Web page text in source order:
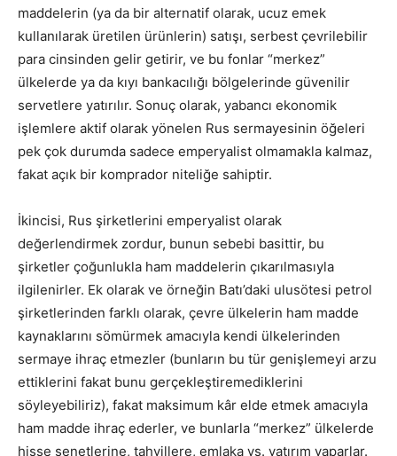
maddelerin (ya da bir alternatif olarak, ucuz emek
kullanılarak üretilen ürünlerin) satışı, serbest çevrilebilir
para cinsinden gelir getirir, ve bu fonlar “merkez”
ülkelerde ya da kıyı bankacılığı bölgelerinde güvenilir
servetlere yatırılır. Sonuç olarak, yabancı ekonomik
işlemlere aktif olarak yönelen Rus sermayesinin öğeleri
pek çok durumda sadece emperyalist olmamakla kalmaz,
fakat açık bir komprador niteliğe sahiptir.
İkincisi, Rus şirketlerini emperyalist olarak
değerlendirmek zordur, bunun sebebi basittir, bu
şirketler çoğunlukla ham maddelerin çıkarılmasıyla
ilgilenirler. Ek olarak ve örneğin Batı’daki ulusötesi petrol
şirketlerinden farklı olarak, çevre ülkelerin ham madde
kaynaklarını sömürmek amacıyla kendi ülkelerinden
sermaye ihraç etmezler (bunların bu tür genişlemeyi arzu
ettiklerini fakat bunu gerçekleştiremediklerini
söyleyebiliriz), fakat maksimum kâr elde etmek amacıyla
ham madde ihraç ederler, ve bunlarla “merkez” ülkelerde
hisse senetlerine, tahvillere, emlaka vs. yatırım yaparlar.